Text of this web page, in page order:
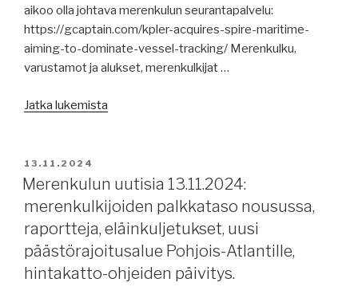
aikoo olla johtava merenkulun seurantapalvelu:
https://gcaptain.com/kpler-acquires-spire-maritime-
aiming-to-dominate-vessel-tracking/ Merenkulku,
varustamot ja alukset, merenkulkijat …
Jatka lukemista
valmis
kohtaamaan
kyberuhat,
lisää
harjoittelupaikkoja,
ICE
JULKAISTU
13.11.2024
Merenkulun uutisia 13.11.2024:
merenkulkijoiden palkkataso nousussa,
raportteja, eläinkuljetukset, uusi
päästörajoitusalue Pohjois-Atlantille,
hintakatto-ohjeiden päivitys.